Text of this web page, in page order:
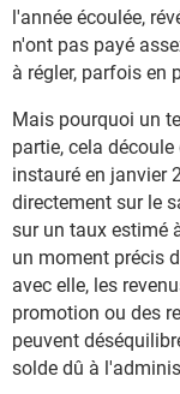
l'année écoulée,
n'ont pas payé
à régler, parfois en
Mais pourquoi un
partie, cela
instauré en janvier
directement sur le
sur un taux estimé
un moment précis
avec elle, les
promotion ou des
peuvent
solde dû à